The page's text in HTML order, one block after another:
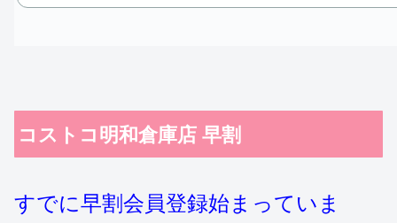
コストコ明和倉庫店 早割
すでに早割会員登録始まっていま